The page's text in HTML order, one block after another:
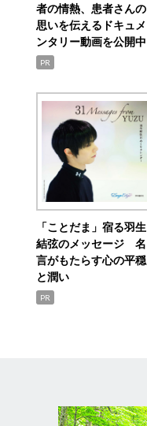
者の情熱、患者さんの
思いを伝えるドキュメ
ンタリー動画を公開中
PR
「ことだま」宿る羽生
結弦のメッセージ 名
言がもたらす心の平穏
と潤い
PR